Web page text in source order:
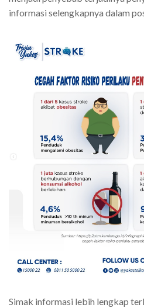
informasi selengkapnya dalam
Simak informasi lebih lengkap